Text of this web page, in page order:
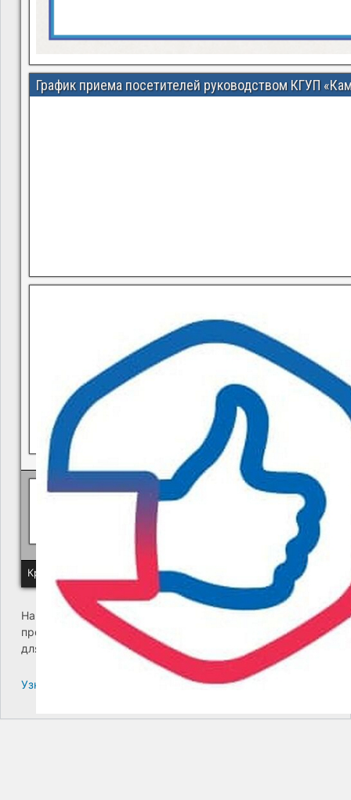
График приема посетителей руководством КГУП
В квитанциях ошибки, в подъезде мусор, сотрудники
Политика КГУП "Камчатский водоканал" в отношении
Краевое государственное унитарное предприятие
На сайте возникла критическая ошибка. Пожалуйста,
проверьте входящие сообщения почты администратора
для дальнейших инструкций.
Узнайте больше про решение проблем с WordPress.